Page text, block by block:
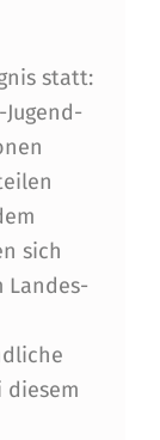
statt:
sich
Landes-
diesem